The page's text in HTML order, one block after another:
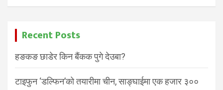
Recent Posts
हङकङ छाडेर किन बैंकक पुगे देउबा?
टाइफुन ‘डल्फिन’को तयारीमा चीन, साङ्घाईमा एक हजार ३००